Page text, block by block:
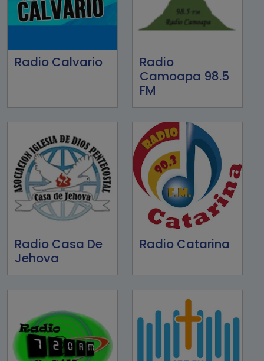
Radio Calvario
Radio
Camoapa 98.5
FM
Radio Casa De
Jehova
Radio Catarina